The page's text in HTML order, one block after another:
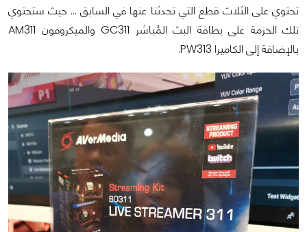
تحتوي على الثلاث قطع التي تحدثنا عنها في السابق ... حيث ستحتوي
تلك الحزمة على بطاقة البث المُباشر GC311 والميكروفون AM311
بالإضافة إلى الكاميرا PW313.